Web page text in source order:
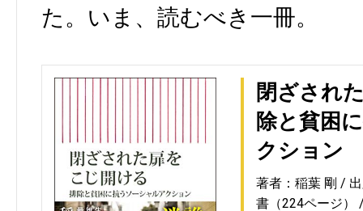
た。いま、読むべき一冊。
閉ざされ
除と貧困
クション
著者：稲葉 剛
書（224ページ）